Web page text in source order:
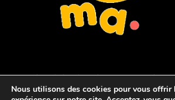
L'abus d'alcool est dangereux pour la
avec modération.
Nous utilisons des cookies pour vous offrir